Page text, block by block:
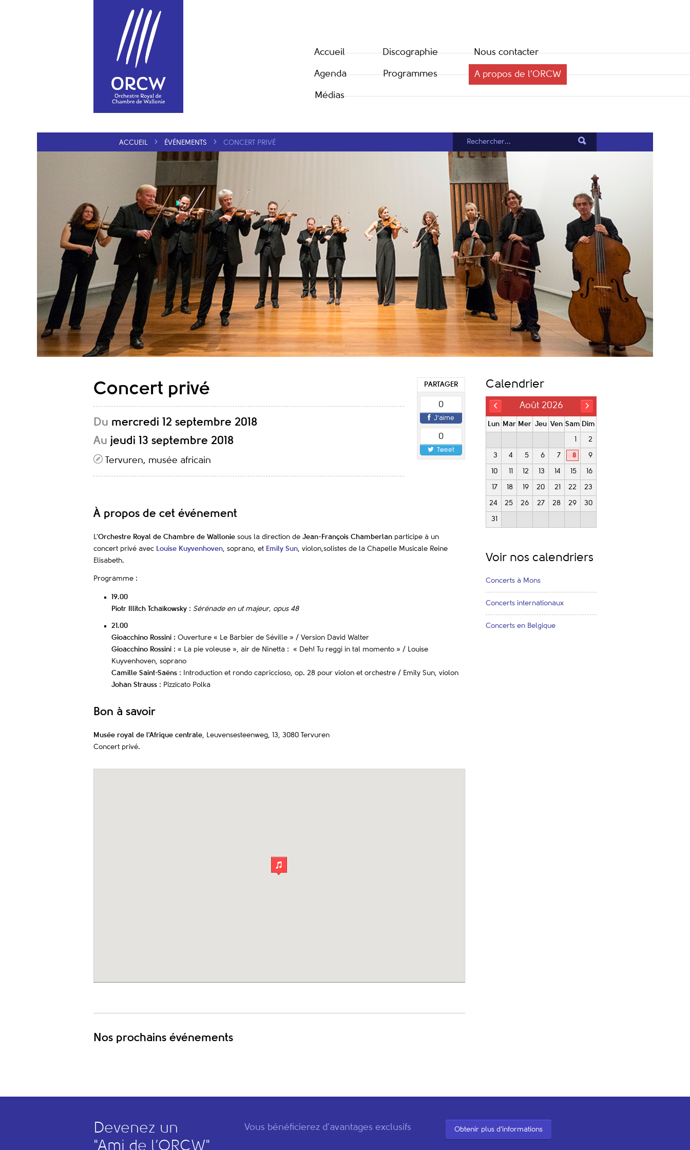
Accueil
Agenda
Médias
Discographie
Programmes
Nous contacter
A propos de l’ORCW
ACCUEIL ÉVÉNEMENTS CONCERT PRIVÉ
Concert privé
Du mercredi 12 septembre 2018
Au jeudi 13 septembre 2018
Tervuren, musée africain
À propos de cet événement
L’Orchestre Royal de Chambre de Wallonie sous la direction de Jean-François Chamberlan participe à un
concert privé avec
Louise Kuyvenhoven , soprano, et Emily Sun , violon, solistes de la Chapelle Musicale Reine
Elisabeth.
Programme :
19.00
Piotr Illitch Tchaïkowsky : Sérénade en ut majeur, opus 48
21.00
Gioacchino Rossini : Ouverture « Le Barbier de Séville » / Version David Walter
Gioacchino Rossini : « La pie voleuse », air de Ninetta : « Deh! Tu reggi in tal momento » / Louise
Kuyvenhoven, soprano
Camille Saint-Saëns : Introduction et rondo capriccioso, op. 28 pour violon et orchestre / Emily Sun, violon
Johan Strauss : Pizzicato Polka
Bon à savoir
Musée royal de l'Afrique centrale, Leuvensesteenweg, 13, 3080 Tervuren
Concert privé.
PARTAGER
0
J'aime
0
Tweet
Nos prochains événements
Calendrier
Août 2026
Lun Mar Mer Jeu Ven Sam Dim
1 2
3 4 5 6 7 8 9
10 11 12 13 14 15 16
17 18 19 20 21 22 23
24 25 26 27 28 29 30
31
Voir nos calendriers
Concerts à Mons
Concerts internationaux
Concerts en Belgique
Devenez un
"Ami de l’ORCW"
Vous bénéficierez d'avantages exclusifs Obtenir plus d'informations